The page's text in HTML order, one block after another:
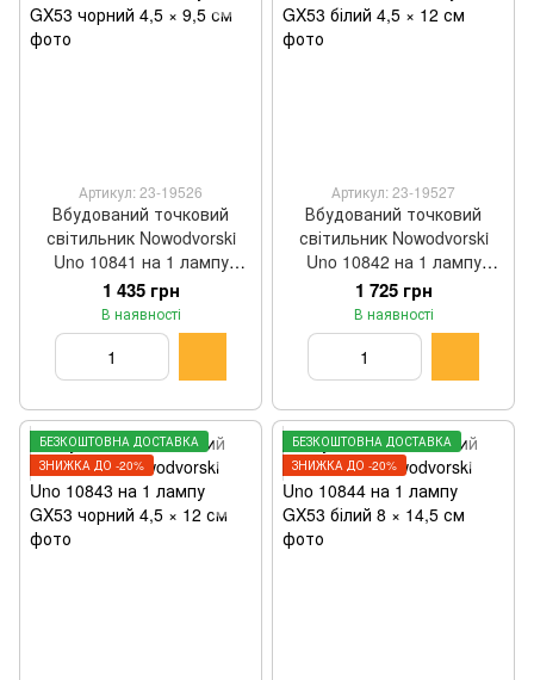
Артикул: 23-19526
Вбудований точковий
світильник Nowodvorski
Uno 10841 на 1 лампу
GX53 чорний 4,5 × 9,5 см
1 435 грн
В наявності
Артикул: 23-19527
Вбудований точковий
світильник Nowodvorski
Uno 10842 на 1 лампу
GX53 білий 4,5 × 12 см
1 725 грн
В наявності
БЕЗКОШТОВНА ДОСТАВКА
ЗНИЖКА ДО -20%
БЕЗКОШТОВНА ДОСТАВКА
ЗНИЖКА ДО -20%